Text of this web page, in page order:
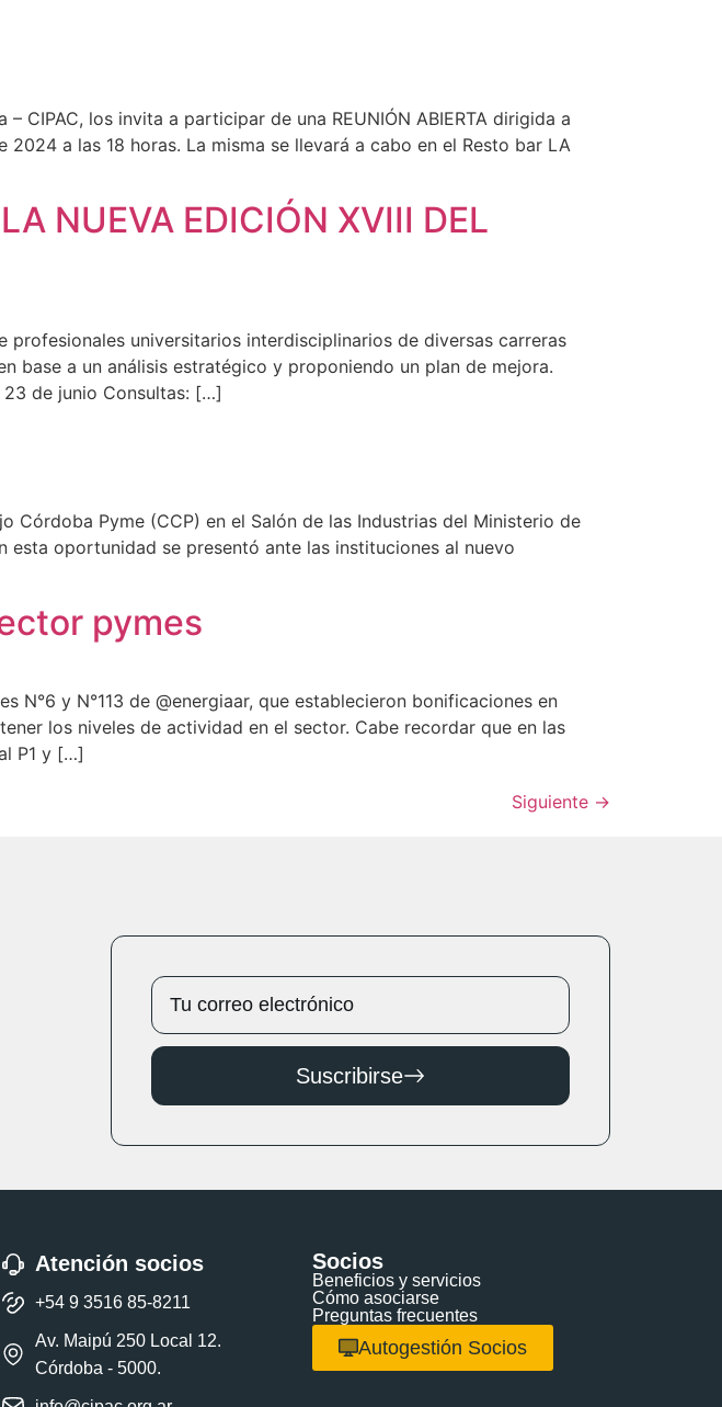
CIPAC, los invita a participar de una REUNIÓN ABIERTA dirigida a
a las 18 horas. La misma se llevará a cabo en el Resto bar LA
NUEVA EDICIÓN XVIII DEL
universitarios interdisciplinarios de diversas carreras
base a un análisis estratégico y proponiendo un plan de mejora.
de junio Consultas: […]
Córdoba Pyme (CCP) en el Salón de las Industrias del Ministerio de
oportunidad se presentó ante las instituciones al nuevo
pymes
N°6 y N°113 de @energiaar, que establecieron bonificaciones en
los niveles de actividad en el sector. Cabe recordar que en las
P1 y […]
Siguiente →
Suscribirse
Atención socios
+54 9 3516 85-8211
Av. Maipú 250 Local 12.
Córdoba - 5000.
Socios
Beneficios y servicios
Cómo asociarse
Preguntas frecuentes
Autogestión Socios